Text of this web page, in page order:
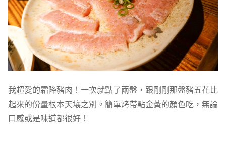
我超愛的霜降豬肉！一次就點了兩盤，跟剛剛那盤豬五花比
起來的份量根本天壤之別。簡單烤帶點金黃的顏色吃，無論
口感或是味道都很好！